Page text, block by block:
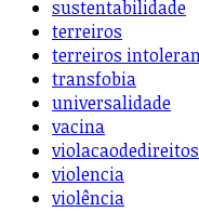
sustentabilidade
terreiros
terreiros
transfobia
universalidade
vacina
violacaodedireitos
violencia
violência